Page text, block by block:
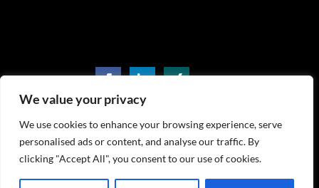
We value your privacy
We use cookies to enhance your browsing experience, serve
personalised ads or content, and analyse our traffic. By
clicking "Accept All", you consent to our use of cookies.
punctum. Robert Glogowski
Casparistraße 1, 38100 Braunschweig, mobil 0049
170 1185080